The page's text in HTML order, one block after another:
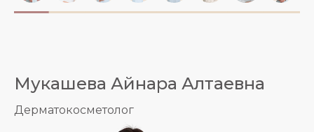
Мукашева Айнара Алтаевна
Дерматокосметолог